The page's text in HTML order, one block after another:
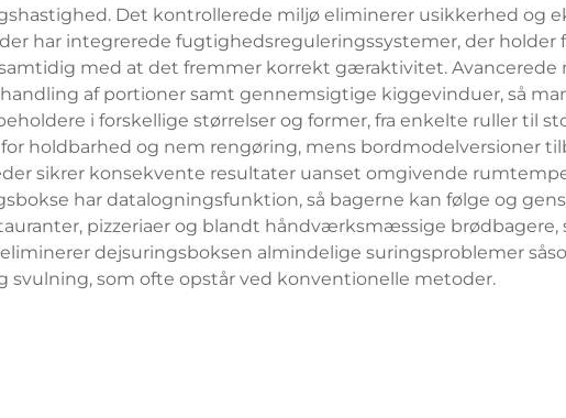
Det kontrollerede miljø eliminerer usikkerhed og
har integrerede fugtighedsreguleringssystemer, der
med at det fremmer korrekt gæraktivitet.
af portioner samt gennemsigtige kiggevinduer, så
i forskellige størrelser og former, fra enkelte ruller til
holdbarhed og nem rengøring, mens bordmodelversioner
sikrer konsekvente resultater uanset omgivende
har datalogningsfunktion, så bagerne kan følge og
pizzeriaer og blandt håndværksmæssige
dejsuringsboksen almindelige suringsproblemer
som ofte opstår ved konventionelle metoder.